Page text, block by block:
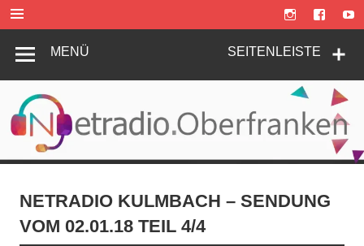
Inhalt
springen
SEITENLEISTE
MENÜ
NETRADIO KULMBACH – SENDUNG
VOM 02.01.18 TEIL 4/4